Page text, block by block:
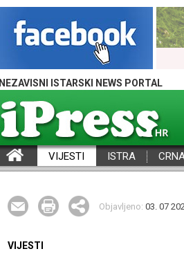
NEZAVISNI ISTARSKI NEWS PORTAL
VIJESTI ISTRA
Objavljeno: 03. 07
VIJESTI